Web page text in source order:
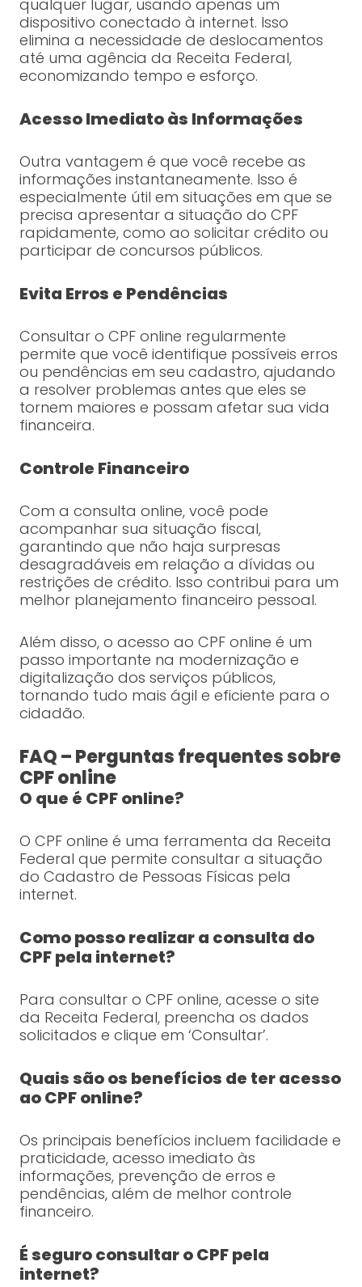
qualquer lugar, usando apenas um
dispositivo conectado à internet. Isso
elimina a necessidade de deslocamentos
até uma agência da Receita Federal,
economizando tempo e esforço.
Acesso Imediato às Informações
Outra vantagem é que você recebe as
informações instantaneamente. Isso é
especialmente útil em situações em que se
precisa apresentar a situação do CPF
rapidamente, como ao solicitar crédito ou
participar de concursos públicos.
Evita Erros e Pendências
Consultar o CPF online regularmente
permite que você identifique possíveis erros
ou pendências em seu cadastro, ajudando
a resolver problemas antes que eles se
tornem maiores e possam afetar sua vida
financeira.
Controle Financeiro
Com a consulta online, você pode
acompanhar sua situação fiscal,
garantindo que não haja surpresas
desagradáveis em relação a dívidas ou
restrições de crédito. Isso contribui para um
melhor planejamento financeiro pessoal.
Além disso, o acesso ao CPF online é um
passo importante na modernização e
digitalização dos serviços públicos,
tornando tudo mais ágil e eficiente para o
cidadão.
FAQ – Perguntas frequentes sobre
CPF online
O que é CPF online?
O CPF online é uma ferramenta da Receita
Federal que permite consultar a situação
do Cadastro de Pessoas Físicas pela
internet.
Como posso realizar a consulta do
CPF pela internet?
Para consultar o CPF online, acesse o site
da Receita Federal, preencha os dados
solicitados e clique em ‘Consultar’.
Quais são os benefícios de ter acesso
ao CPF online?
Os principais benefícios incluem facilidade e
praticidade, acesso imediato às
informações, prevenção de erros e
pendências, além de melhor controle
financeiro.
É seguro consultar o CPF pela
internet?